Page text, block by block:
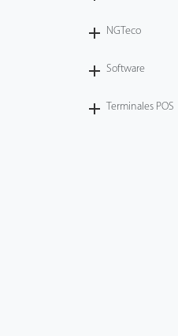
NGTeco
Software
Terminales POS